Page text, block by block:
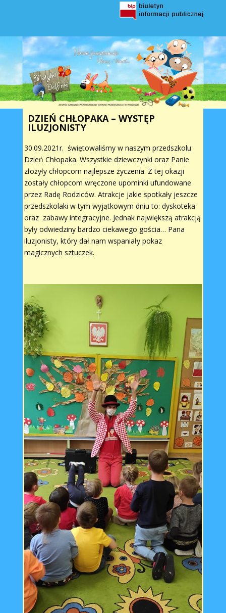
DZIEŃ CHŁOPAKA – WYSTĘP
ILUZJONISTY
30.09.2021r. świętowaliśmy w naszym przedszkolu
Dzień Chłopaka. Wszystkie dziewczynki oraz Panie
złożyły chłopcom najlepsze życzenia. Z tej okazji
zostały chłopcom wręczone upominki ufundowane
przez Radę Rodziców. Atrakcje jakie spotkały jeszcze
przedszkolaki w tym wyjątkowym dniu to: dyskoteka
oraz zabawy integracyjne. Jednak największą atrakcją
były odwiedziny bardzo ciekawego gościa… Pana
iluzjonisty, który dał nam wspaniały pokaz
magicznych sztuczek.